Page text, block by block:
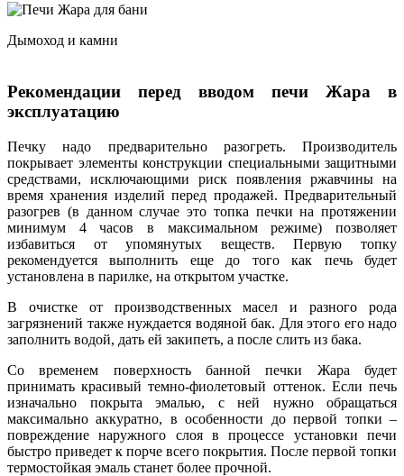
Дымоход и камни
Рекомендации перед вводом печи Жара в
эксплуатацию
Печку надо предварительно разогреть. Производитель
покрывает элементы конструкции специальными защитными
средствами, исключающими риск появления ржавчины на
время хранения изделий перед продажей. Предварительный
разогрев (в данном случае это топка печки на протяжении
минимум 4 часов в максимальном режиме) позволяет
избавиться от упомянутых веществ. Первую топку
рекомендуется выполнить еще до того как печь будет
установлена в парилке, на открытом участке.
В очистке от производственных масел и разного рода
загрязнений также нуждается водяной бак. Для этого его надо
заполнить водой, дать ей закипеть, а после слить из бака.
Со временем поверхность банной печки Жара будет
принимать красивый темно-фиолетовый оттенок. Если печь
изначально покрыта эмалью, с ней нужно обращаться
максимально аккуратно, в особенности до первой топки –
повреждение наружного слоя в процессе установки печи
быстро приведет к порче всего покрытия. После первой топки
термостойкая эмаль станет более прочной.